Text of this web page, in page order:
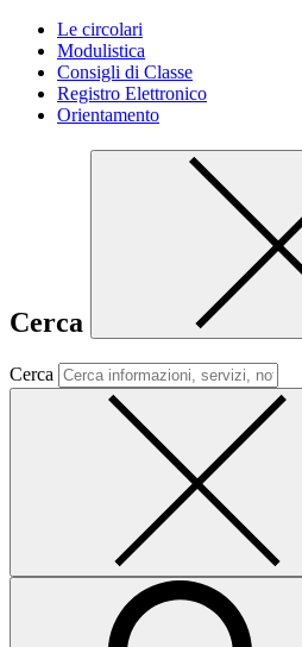
Le circolari
Modulistica
Consigli di Classe
Registro Elettronico
Orientamento
Cerca
Cerca